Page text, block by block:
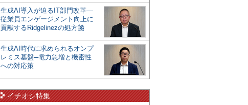
生成AI導入が迫るIT部門改革―
従業員エンゲージメント向上に
貢献するRidgelinezの処方箋
生成AI時代に求められるオンプ
レミス基盤─電力急増と機密性
への対応策
イチオシ特集